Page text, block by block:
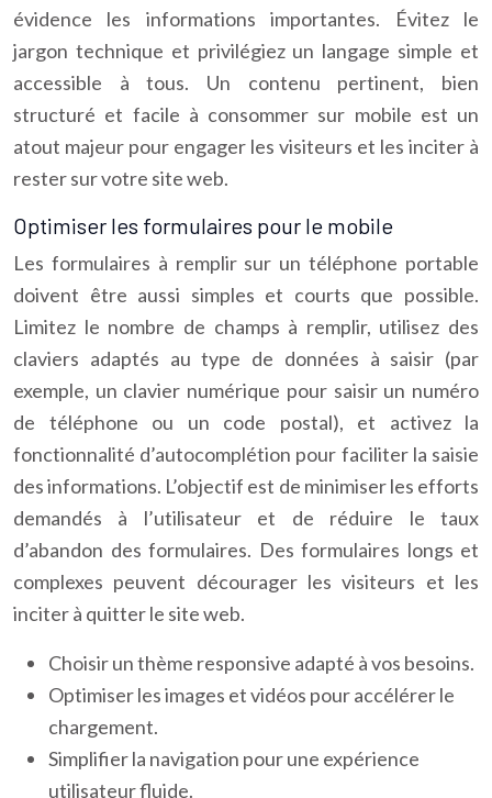
évidence les informations importantes. Évitez le
jargon technique et privilégiez un langage simple et
accessible à tous. Un contenu pertinent, bien
structuré et facile à consommer sur mobile est un
atout majeur pour engager les visiteurs et les inciter à
rester sur votre site web.
Optimiser les formulaires pour le mobile
Les formulaires à remplir sur un téléphone portable
doivent être aussi simples et courts que possible.
Limitez le nombre de champs à remplir, utilisez des
claviers adaptés au type de données à saisir (par
exemple, un clavier numérique pour saisir un numéro
de téléphone ou un code postal), et activez la
fonctionnalité d’autocomplétion pour faciliter la saisie
des informations. L’objectif est de minimiser les efforts
demandés à l’utilisateur et de réduire le taux
d’abandon des formulaires. Des formulaires longs et
complexes peuvent décourager les visiteurs et les
inciter à quitter le site web.
Choisir un thème responsive adapté à vos besoins.
Optimiser les images et vidéos pour accélérer le
chargement.
Simplifier la navigation pour une expérience
utilisateur fluide.